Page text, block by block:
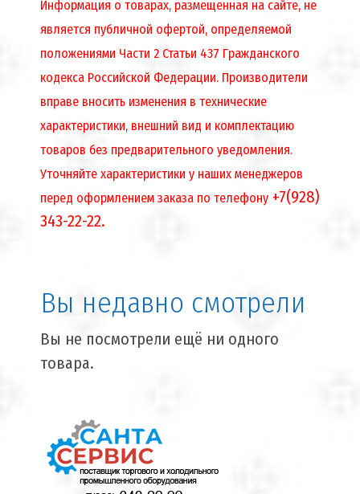
Информация о товарах, размещенная на сайте, не
является публичной офертой, определяемой
положениями Части 2 Статьи 437 Гражданского
кодекса Российской Федерации. Производители
вправе вносить изменения в технические
характеристики, внешний вид и комплектацию
товаров без предварительного уведомления.
Уточняйте характеристики у наших менеджеров
перед оформлением заказа по телефону +7(928)
343-22-22.
Вы недавно смотрели
Вы не посмотрели ещё ни одного
товара.